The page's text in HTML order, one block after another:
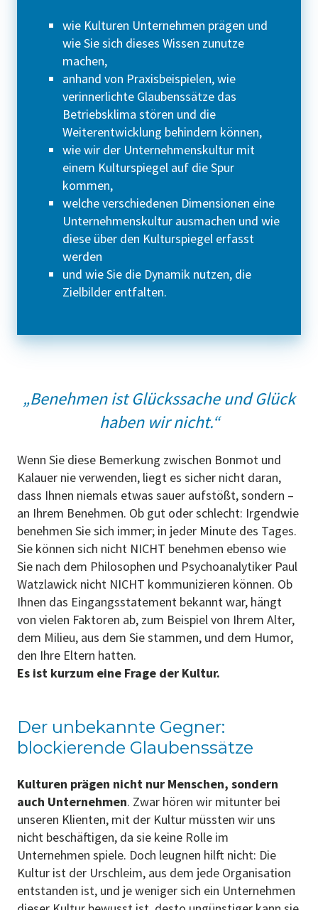
wie Kulturen Unternehmen prägen und
wie Sie sich dieses Wissen zunutze
machen,
anhand von Praxisbeispielen, wie
verinnerlichte Glaubenssätze das
Betriebsklima stören und die
Weiterentwicklung behindern können,
wie wir der Unternehmenskultur mit
einem Kulturspiegel auf die Spur
kommen,
welche verschiedenen Dimensionen eine
Unternehmenskultur ausmachen und wie
diese über den Kulturspiegel erfasst
werden
und wie Sie die Dynamik nutzen, die
Zielbilder entfalten.
„Benehmen ist Glückssache und Glück
haben wir nicht.“
Wenn Sie diese Bemerkung zwischen Bonmot und
Kalauer nie verwenden, liegt es sicher nicht daran,
dass Ihnen niemals etwas sauer aufstößt, sondern –
an Ihrem Benehmen. Ob gut oder schlecht: Irgendwie
benehmen Sie sich immer; in jeder Minute des Tages.
Sie können sich nicht NICHT benehmen ebenso wie
Sie nach dem Philosophen und Psychoanalytiker Paul
Watzlawick nicht NICHT kommunizieren können. Ob
Ihnen das Eingangsstatement bekannt war, hängt
von vielen Faktoren ab, zum Beispiel von Ihrem Alter,
dem Milieu, aus dem Sie stammen, und dem Humor,
den Ihre Eltern hatten.
Es ist kurzum eine Frage der Kultur.
Der unbekannte Gegner:
blockierende Glaubenssätze
Kulturen prägen nicht nur Menschen, sondern
auch Unternehmen. Zwar hören wir mitunter bei
unseren Klienten, mit der Kultur müssten wir uns
nicht beschäftigen, da sie keine Rolle im
Unternehmen spiele. Doch leugnen hilft nicht: Die
Kultur ist der Urschleim, aus dem jede Organisation
entstanden ist, und je weniger sich ein Unternehmen